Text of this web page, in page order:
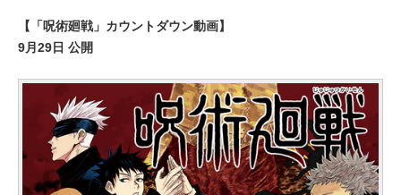
【「呪術廻戦」カウントダウン動画】
9月29日 公開